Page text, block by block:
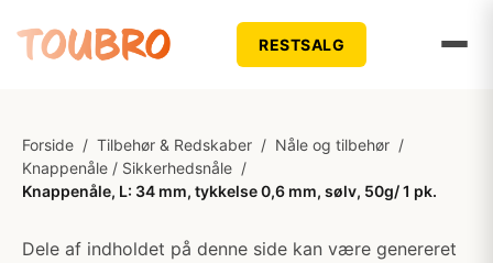
RESTSALG
Forside / Tilbehør & Redskaber / Nåle og tilbehør /
Knappenåle / Sikkerhedsnåle /
Knappenåle, L: 34 mm, tykkelse 0,6 mm, sølv, 50g/ 1 pk.
Dele af indholdet på denne side kan være genereret